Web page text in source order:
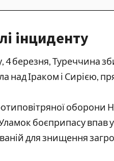
інциденту
4 березня, Туреччина
над Іраком і Сирією,
оборони
боєприпасу впав
для знищення